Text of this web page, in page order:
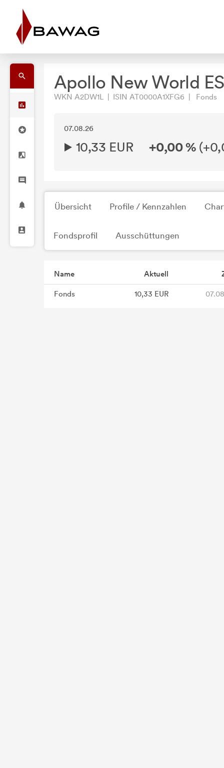
Apollo New World
WKN A2DW1L | ISIN AT0000A1XFG6 | Fonds
07.08.26
10,33 EUR +0,00 % (
Übersicht Profile / Kennzahlen
Fondsprofil Ausschüttungen
Name Aktuell
Fonds 10,33 EUR